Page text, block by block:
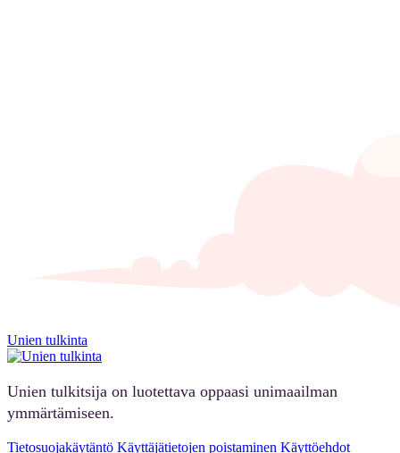
Unien tulkinta
Unien tulkitsija on luotettava oppaasi unimaailman
ymmärtämiseen.
Tietosuojakäytäntö Käyttäjätietojen poistaminen Käyttöehdot